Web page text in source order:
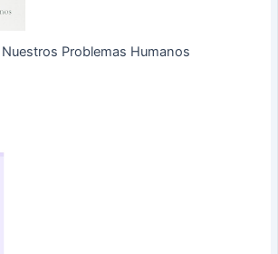
Problemas Humanos